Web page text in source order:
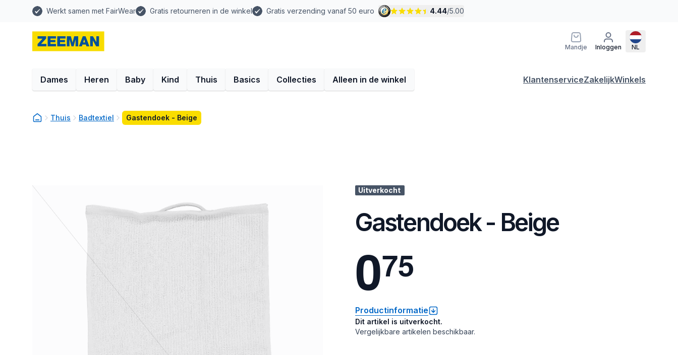
Werkt samen met FairWear Gratis retourneren in de winkel Gratis verzending vanaf 50 euro 4.44/5.00
Mandje Inloggen NL
Dames Heren Baby Kind Thuis Basics Collecties Alleen in de winkel KlantenserviceZakelijkWinkels
Thuis Badtextiel Gastendoek - Beige
Uitverkocht
Gastendoek - Beige
075
Productinformatie
Dit artikel is uitverkocht.
Vergelijkbare artikelen beschikbaar.